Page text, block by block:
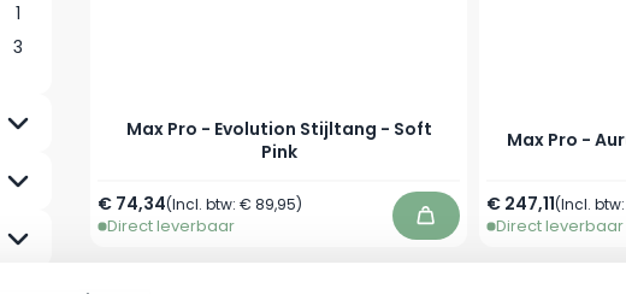
1
3
Max Pro - Evolution Stijltang - Soft
Pink
€ 74,34(Incl. btw: € 89,95)
Direct leverbaar In winkelwagen
Max Pro -
€ 247,11(Incl.
Direct leverbaar